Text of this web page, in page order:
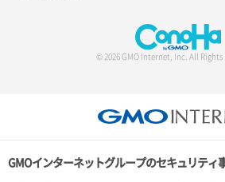
© 2026 GMO Internet, Inc. All Rights
GMOインターネットグループのセキュリティ